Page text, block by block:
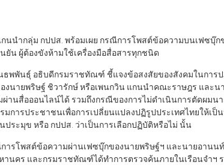
นนำกลุ่ม กปปส. พร้อมเผย กรณีการโพสต์ข้อความบนเฟซบุ๊ก
ยัน ผู้ต้องขังห้ามใช้เครื่องมือสื่อสารทุกชนิด
ธพพันธุ์ อธิบดีกรมราชทัณฑ์ ชี้แจงข้อสงสัยของสังคมในการ
งนายพริษฐ์ ชิวารักษ์ หรือเพนกวิน แกนนำคณะราษฎร และน
านสื่อออนไลน์ได้ รวมถึงกรณีของการไม่ดำเนินการตัดผมน
การประชาชนเพื่อการเปลี่ยนแปลงปฏิรูปประเทศไทยให้เ
ระมุข หรือ กปปส. ว่าเป็นการเลือกปฏิบัติหรือไม่ นั้น
รโพสต์ข้อความผ่านเฟซบุ๊กของนายพริษฐ์ฯ และนายอานน
านคร และกรมราชทัณฑ์ได้ทำการตรวจค้นภายในเรือนจำฯ